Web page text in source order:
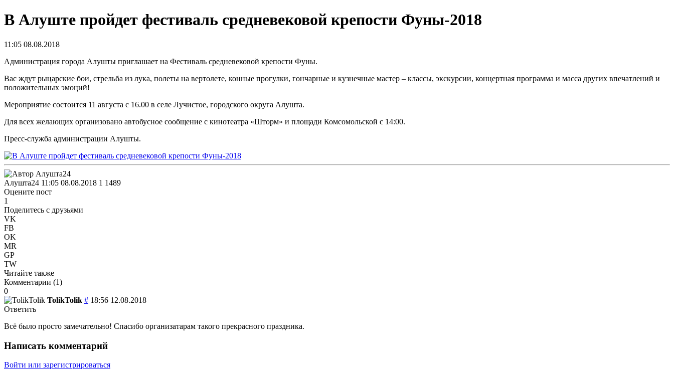
В Алуште пройдет фестиваль средневековой крепости Фуны-2018
11:05 08.08.2018
Администрация города Алушты приглашает на Фестиваль средневековой крепости Фуны.
Вас ждут рыцарские бои, стрельба из лука, полеты на вертолете, конные прогулки, гончарные и кузнечные мастер – классы, экскурсии, концертная программа и масса других впечатлений и
положительных эмоций!
Мероприятие состоится 11 августа с 16.00 в селе Лучистое, городского округа Алушта.
Для всех желающих организовано автобусное сообщение с кинотеатра «Шторм» и площади Комсомольской с 14:00.
Пресс-служба администрации Алушты.
Алушта24 11:05 08.08.2018 1 1489
Оцените пост
1
Поделитесь с друзьями
VK
FB
OK
MR
GP
TW
Читайте также
Комментарии (1)
0
TolikTolik # 18:56 12.08.2018
Ответить
Всё было просто замечательно! Спасибо организатарам такого прекрасного праздника.
Написать комментарий
Войти или зарегистрироваться